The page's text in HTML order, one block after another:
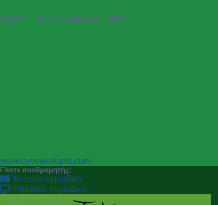
Read Your Favorite Magazines Online
P
r
e
v
N
e
x
t
www.cynewsstand.com
Γίνετε συνδρομητής:
Έντυπο περιοδικό
Ψηφιακό περιοδικό